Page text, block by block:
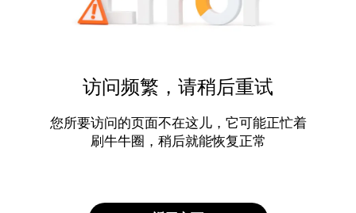
访问频繁，请稍后重试
您所要访问的页面不在这儿，它可能正忙着
刷牛牛圈，稍后就能恢复正常